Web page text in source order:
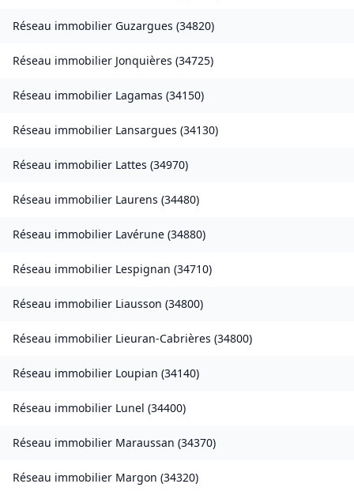
Réseau immobilier Guzargues (34820)
Réseau immobilier Jonquières (34725)
Réseau immobilier Lagamas (34150)
Réseau immobilier Lansargues (34130)
Réseau immobilier Lattes (34970)
Réseau immobilier Laurens (34480)
Réseau immobilier Lavérune (34880)
Réseau immobilier Lespignan (34710)
Réseau immobilier Liausson (34800)
Réseau immobilier Lieuran-Cabrières (34800)
Réseau immobilier Loupian (34140)
Réseau immobilier Lunel (34400)
Réseau immobilier Maraussan (34370)
Réseau immobilier Margon (34320)